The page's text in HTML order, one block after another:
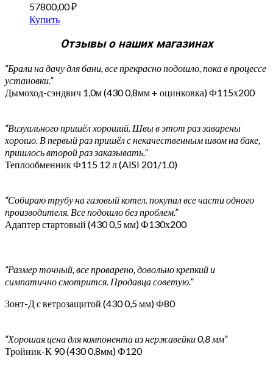
57800,00₽
Купить
Отзывы о наших магазинах
“Брали на дачу для бани, все прекрасно подошло, пока в процессе
установки.”
Дымоход-сэндвич 1,0м (430 0,8мм + оцинковка) Ф115х200
“Визуального пришёл хороший. Швы в этот раз заварены
хорошо. В первый раз пришёл с некачественным швом на баке,
пришлось второй раз заказывать.”
Теплообменник Ф115 12 л (AISI 201/1.0)
“Собираю трубу на газовый котел. покупал все части одного
производителя. Все подошло без проблем.”
Адаптер стартовый (430 0,5 мм) Ф130х200
“Размер точный, все проварено, довольно крепкий и
симпатично смотрится. Продавца советую.”
Зонт-Д с ветрозащитой (430 0,5 мм) Ф80
“Хорошая цена для компонента из нержавейки 0,8 мм”
Тройник-К 90 (430 0,8мм) Ф120